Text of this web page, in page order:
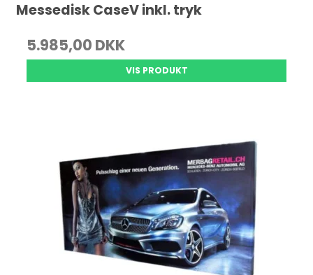
Messedisk CaseV inkl. tryk
5.985,00 DKK
VIS PRODUKT